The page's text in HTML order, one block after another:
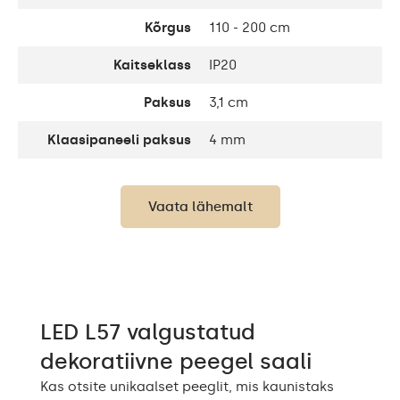
Kõrgus 110 - 200 cm
Kaitseklass IP20
Paksus 3,1 cm
Klaasipaneeli paksus 4 mm
Valgustugevus:
Standard LED 1020lm /
Intensive LED 1200lm /
Philips LED 6500K
LED-ide eluiga
Kuni 15 000h/ Phillips
LED 45 000h
Vaata lähemalt
LED L57 valgustatud
dekoratiivne peegel saali
Kas otsite unikaalset peeglit, mis kaunistaks